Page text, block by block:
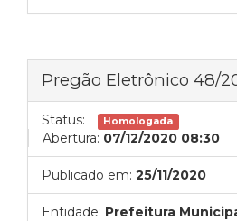
Pregão Eletrônico 48/
Status: Homologada
Abertura: 07/12/2020 08:30
Publicado em: 25/11/2020
Entidade: Prefeitura